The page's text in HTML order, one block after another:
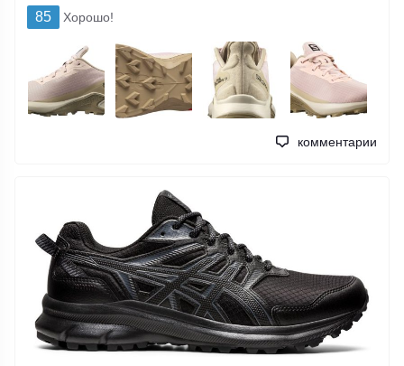
85 Хорошо!
комментарии